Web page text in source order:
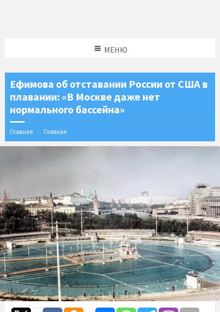
МЕНЮ
Ефимова об отставании России от США в
плавании: «В Москве даже нет
нормального бассейна»
Главная Главная